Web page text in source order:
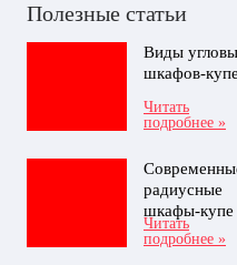
Полезные статьи
Виды
шкафов-купе
Читать
подробнее »
радиусные
шкафы-купе
Читать
подробнее »